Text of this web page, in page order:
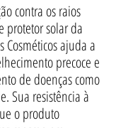
contra os raios
protetor solar da
Cosméticos ajuda a
precoce e
de doenças como
Sua resistência à
o produto